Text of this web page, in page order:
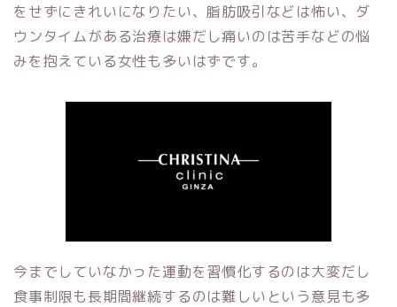
をせずにきれいになりたい、脂肪吸引などは怖い、ダ
ウンタイムがある治療は嫌だし痛いのは苦手などの悩
みを抱えている女性も多いはずです。
今までしていなかった運動を習慣化するのは大変だし
食事制限も長期間継続するのは難しいという意見も多